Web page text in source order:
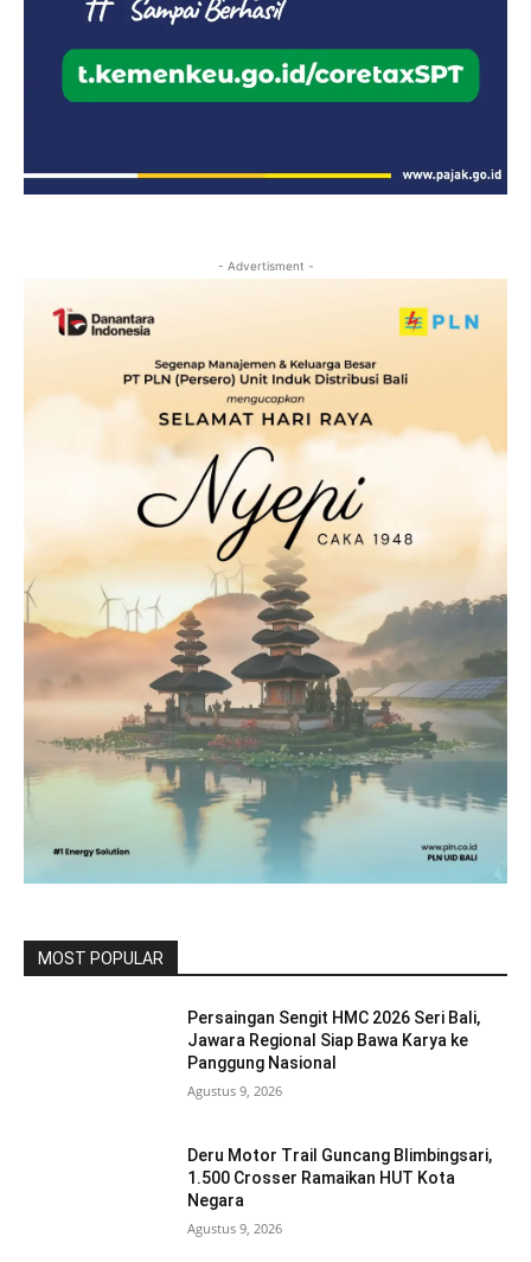
- Advertisment -
MOST POPULAR
Persaingan Sengit HMC 2026 Seri Bali,
Jawara Regional Siap Bawa Karya ke
Panggung Nasional
Agustus 9, 2026
Deru Motor Trail Guncang Blimbingsari,
1.500 Crosser Ramaikan HUT Kota
Negara
Agustus 9, 2026